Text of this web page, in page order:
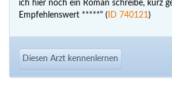
ich hier noch ein Roman schreibe, kurz
Empfehlenswert *****" ( ID 740121)
Diesen Arzt kennenlernen